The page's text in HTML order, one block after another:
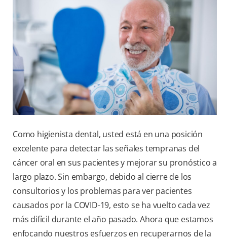
Como higienista dental, usted está en una posición
excelente para detectar las señales tempranas del
cáncer oral en sus pacientes y mejorar su pronóstico a
largo plazo. Sin embargo, debido al cierre de los
consultorios y los problemas para ver pacientes
causados por la COVID-19, esto se ha vuelto cada vez
más difícil durante el año pasado. Ahora que estamos
enfocando nuestros esfuerzos en recuperarnos de la